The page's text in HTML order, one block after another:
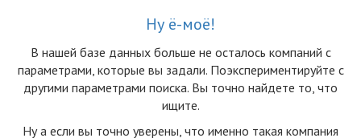
Ну ё-моё!
В нашей базе данных больше не осталоcь компаний с
параметрами, которые вы задали. Поэкспериментируйте с
другими параметрами поиска. Вы точно найдете то, что
ищите.
Ну а если вы точно уверены, что именно такая компания